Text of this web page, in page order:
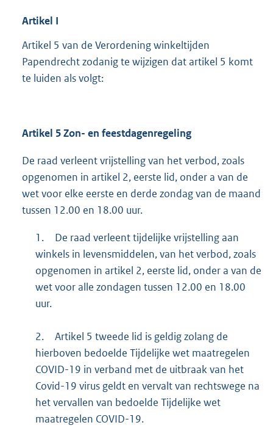
Artikel I
Artikel 5 van de Verordening winkeltijden
Papendrecht zodanig te wijzigen dat artikel 5 komt
te luiden als volgt:
Artikel 5 Zon- en feestdagenregeling
De raad verleent vrijstelling van het verbod, zoals
opgenomen in artikel 2, eerste lid, onder a van de
wet voor elke eerste en derde zondag van de maand
tussen 12.00 en 18.00 uur.
1.
De raad verleent tijdelijke vrijstelling aan
winkels in levensmiddelen, van het verbod, zoals
opgenomen in artikel 2, eerste lid, onder a van de
wet voor alle zondagen tussen 12.00 en 18.00
uur.
2.
Artikel 5 tweede lid is geldig zolang de
hierboven bedoelde Tijdelijke wet maatregelen
COVID-19 in verband met de uitbraak van het
Covid-19 virus geldt en vervalt van rechtswege na
het vervallen van bedoelde Tijdelijke wet
maatregelen COVID-19.